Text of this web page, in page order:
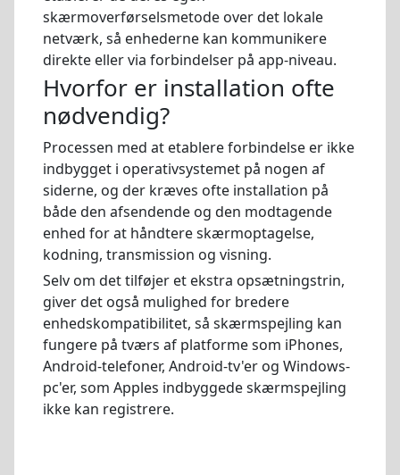
skærmoverførselsmetode over det lokale
netværk, så enhederne kan kommunikere
direkte eller via forbindelser på app-niveau.
Hvorfor er installation ofte
nødvendig?
Processen med at etablere forbindelse er ikke
indbygget i operativsystemet på nogen af
siderne, og der kræves ofte installation på
både den afsendende og den modtagende
enhed for at håndtere skærmoptagelse,
kodning, transmission og visning.
Selv om det tilføjer et ekstra opsætningstrin,
giver det også mulighed for bredere
enhedskompatibilitet, så skærmspejling kan
fungere på tværs af platforme som iPhones,
Android-telefoner, Android-tv'er og Windows-
pc'er, som Apples indbyggede skærmspejling
ikke kan registrere.